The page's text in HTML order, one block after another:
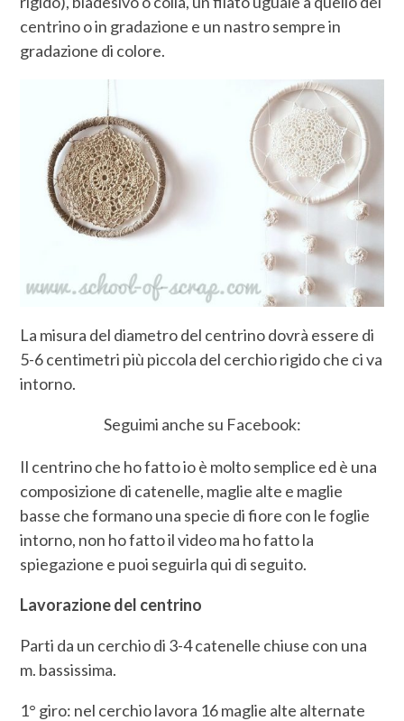
centrino o in gradazione e un nastro sempre in
gradazione di colore.
La misura del diametro del centrino dovrà essere di
5-6 centimetri più piccola del cerchio rigido che ci va
intorno.
Seguimi anche su Facebook:
Il centrino che ho fatto io è molto semplice ed è una
composizione di catenelle, maglie alte e maglie
basse che formano una specie di fiore con le foglie
intorno, non ho fatto il video ma ho fatto la
spiegazione e puoi seguirla qui di seguito.
Lavorazione del centrino
Parti da un cerchio di 3-4 catenelle chiuse con una
m. bassissima.
1° giro: nel cerchio lavora 16 maglie alte alternate